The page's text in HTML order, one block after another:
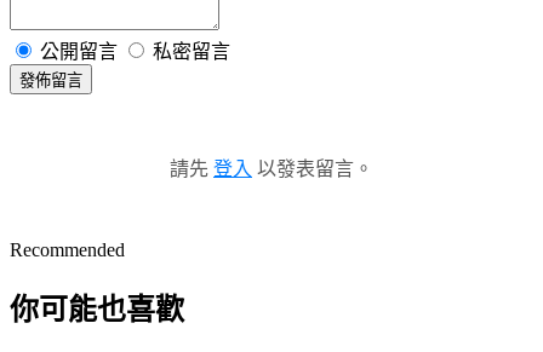
公開留言 私密留言
發佈留言
請先 登入 以發表留言。
Recommended
你可能也喜歡